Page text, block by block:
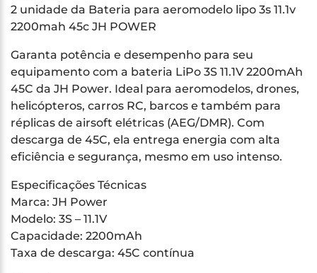
2 unidade da Bateria para aeromodelo lipo 3s 11.1v
2200mah 45c JH POWER
Garanta potência e desempenho para seu
equipamento com a bateria LiPo 3S 11.1V 2200mAh
45C da JH Power. Ideal para aeromodelos, drones,
helicópteros, carros RC, barcos e também para
réplicas de airsoft elétricas (AEG/DMR). Com
descarga de 45C, ela entrega energia com alta
eficiência e segurança, mesmo em uso intenso.
Especificações Técnicas
Marca: JH Power
Modelo: 3S – 11.1V
Capacidade: 2200mAh
Taxa de descarga: 45C contínua